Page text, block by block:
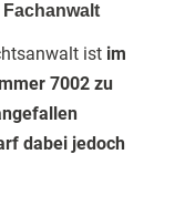
Fachanwalt
ist im
7002 zu
dabei jedoch